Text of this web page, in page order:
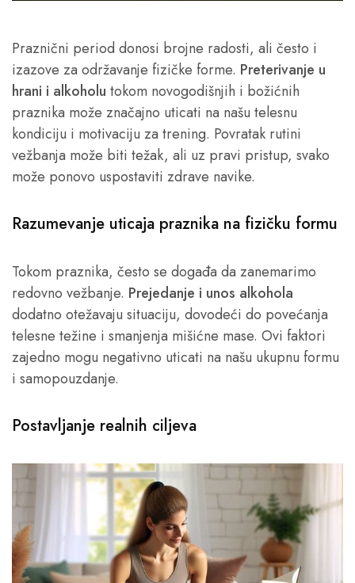
Praznični period donosi brojne radosti, ali često i
izazove za održavanje fizičke forme. Preterivanje u
hrani i alkoholu tokom novogodišnjih i božićnih
praznika može značajno uticati na našu telesnu
kondiciju i motivaciju za trening. Povratak rutini
vežbanja može biti težak, ali uz pravi pristup, svako
može ponovo uspostaviti zdrave navike.
Razumevanje uticaja praznika na fizičku formu
Tokom praznika, često se događa da zanemarimo
redovno vežbanje. Prejedanje i unos alkohola
dodatno otežavaju situaciju, dovodeći do povećanja
telesne težine i smanjenja mišićne mase. Ovi faktori
zajedno mogu negativno uticati na našu ukupnu formu
i samopouzdanje.
Postavljanje realnih ciljeva